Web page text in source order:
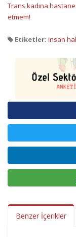
Trans kadına
etmem!
Etiketler: insan
Benzer İçerikler